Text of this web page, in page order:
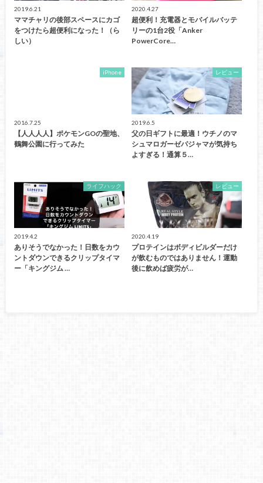
2019.6.21
ママチャリの後部スペースにカゴ
をつけたら超便利になった！（ら
しい）
2020.4.27
超便利！充電器とモバイルバッテ
リーの1台2役「Anker
PowerCore…
iPhone
2016.7.25
【人人人人】ポケモンGOの聖地、
鶴舞公園に行ってみた
レビュー
2019.6.5
父の日ギフトに最適！ウチノのマ
シュマロガーゼパジャマが気持ち
よすぎる！通算５…
ライフハック
2019.4.2
ありそうでなかった！日数をカウ
ントダウンできるクリップタイマ
ー「キングジム …
レビュー
2020.4.19
プロテインはボディビルダーだけ
が飲むものではありません！運動
後に飲めば疲労が…